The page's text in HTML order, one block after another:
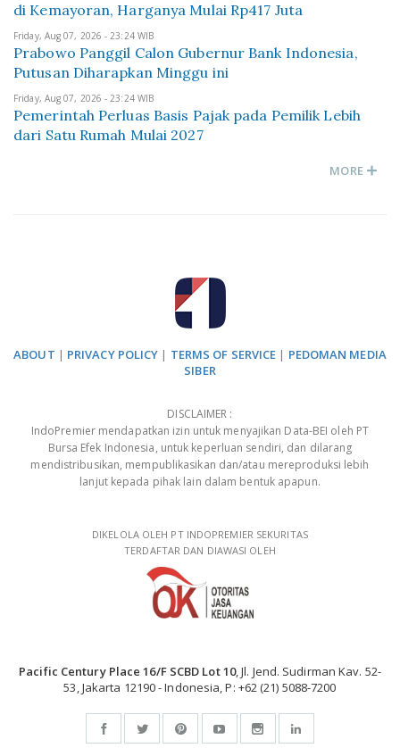
di Kemayoran, Harganya Mulai Rp417 Juta
Friday, Aug 07, 2026 - 23:24 WIB
Prabowo Panggil Calon Gubernur Bank Indonesia,
Putusan Diharapkan Minggu ini
Friday, Aug 07, 2026 - 23:24 WIB
Pemerintah Perluas Basis Pajak pada Pemilik Lebih
dari Satu Rumah Mulai 2027
MORE
ABOUT | PRIVACY POLICY | TERMS OF SERVICE | PEDOMAN MEDIA
SIBER
DISCLAIMER :
IndoPremier mendapatkan izin untuk menyajikan Data-BEI oleh PT
Bursa Efek Indonesia, untuk keperluan sendiri, dan dilarang
mendistribusikan, mempublikasikan dan/atau mereproduksi lebih
lanjut kepada pihak lain dalam bentuk apapun.
DIKELOLA OLEH PT INDOPREMIER SEKURITAS
TERDAFTAR DAN DIAWASI OLEH
Pacific Century Place 16/F SCBD Lot 10, Jl. Jend. Sudirman Kav. 52-
53, Jakarta 12190 - Indonesia, P: +62 (21) 5088-7200